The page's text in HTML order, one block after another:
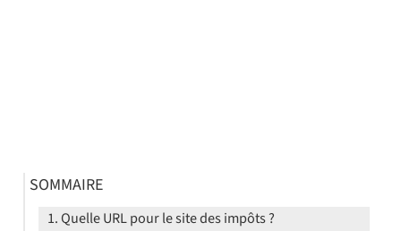
SOMMAIRE
Quelle URL pour le site des impôts ?